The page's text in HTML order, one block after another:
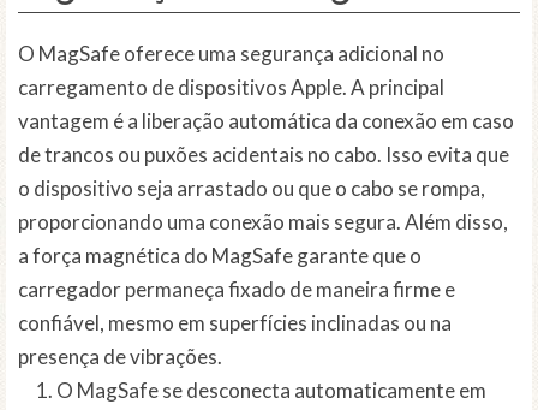
O MagSafe oferece uma segurança adicional no
carregamento de dispositivos Apple. A principal
vantagem é a liberação automática da conexão em caso
de trancos ou puxões acidentais no cabo. Isso evita que
o dispositivo seja arrastado ou que o cabo se rompa,
proporcionando uma conexão mais segura. Além disso,
a força magnética do MagSafe garante que o
carregador permaneça fixado de maneira firme e
confiável, mesmo em superfícies inclinadas ou na
presença de vibrações.
O MagSafe se desconecta automaticamente em